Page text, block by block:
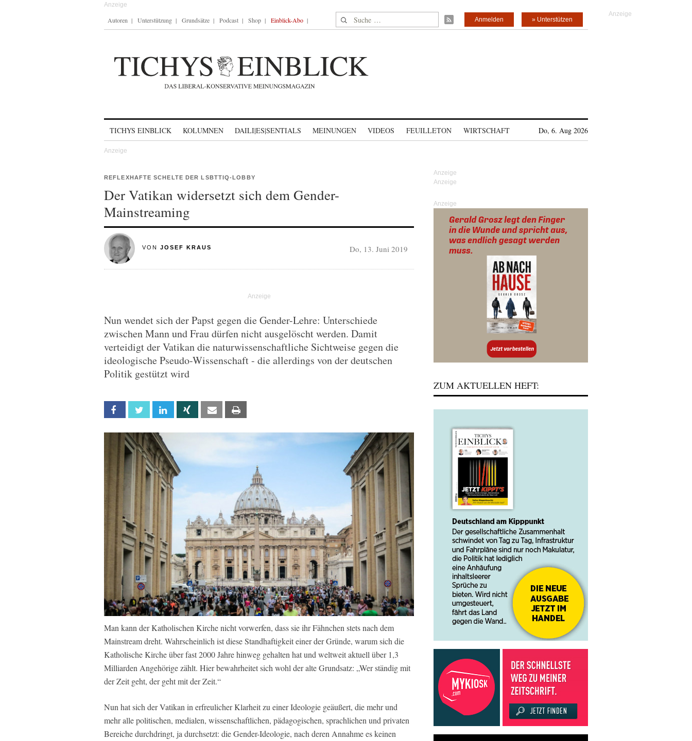
Autoren Unterstützung Grundsätze Podcast Shop Einblick-Abo Suche nach: » Unterstützen
Anmelden
TICHYS EINBLICK KOLUMNEN DAILI|ES|SENTIALS MEINUNGEN VIDEOS FEUILLETON WIRTSCHAFT Do, 6. Aug 2026
REFLEXHAFTE SCHELTE DER LSBTTIQ-LOBBY
Der Vatikan widersetzt sich dem Gender-
Mainstreaming
VON JOSEF KRAUS Do, 13. Juni 2019
Nun wendet sich der Papst gegen die Gender-Lehre: Unterschiede
zwischen Mann und Frau dürfen nicht ausgelöscht werden. Damit
verteidigt der Vatikan die naturwissenschaftliche Sichtweise gegen die
ideologische Pseudo-Wissenschaft - die allerdings von der deutschen
Politik gestützt wird
Facebook Twitter Linkedin Xing Email
Man kann der Katholischen Kirche nicht vorwerfen, dass sie ihr Fähnchen stets nach dem
Mainstream dreht. Wahrscheinlich ist diese Standhaftigkeit einer der Gründe, warum sich die
Katholische Kirche über fast 2000 Jahre hinweg gehalten hat und weltweit aktuell über 1,3
Milliarden Angehörige zählt. Hier bewahrheitet sich wohl der alte Grundsatz: „Wer ständig mit
der Zeit geht, der geht mit der Zeit.“
Nun hat sich der Vatikan in erfreulicher Klarheit zu einer Ideologie geäußert, die mehr und
mehr alle politischen, medialen, wissenschaftlichen, pädagogischen, sprachlichen und privaten
Bereiche durchdringt, ja durchsetzt: die Gender-Ideologie, nach deren Annahme es keinen
Anzeige
ZUM AKTUELLEN HEFT: